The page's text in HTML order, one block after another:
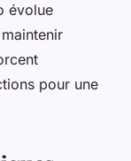
évolue
pour une